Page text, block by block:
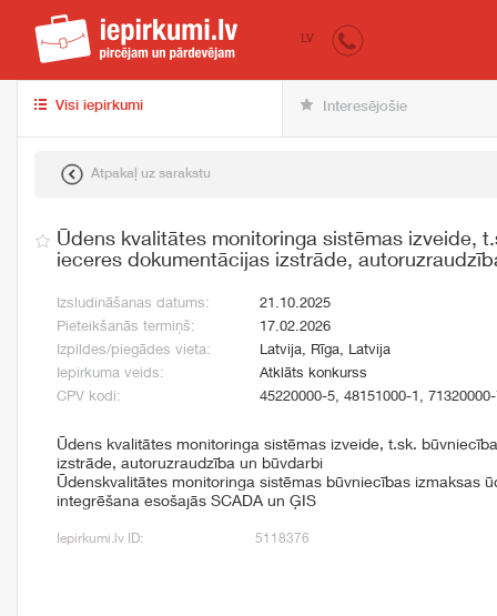
iepirkumi.lv
LV
Visi iepirkumi Interesējošie
Atpakaļ uz sarakstu
Ūdens kvalitātes monitoringa sistēmas izveide,
ieceres dokumentācijas izstrāde,
Izsludināšanas datums:
21.10.2025
Pieteikšanās termiņš:
17.02.2026
Izpildes/piegādes vieta:
Latvija, Rīga, Latvija
Iepirkuma veids:
Atklāts konkurss
CPV kodi:
45220000-5, 48151000-1,
Ūdens kvalitātes monitoringa sistēmas izveide, t.sk.
izstrāde, autoruzraudzība un būvdarbi
Ūdenskvalitātes monitoringa sistēmas būvniecības izmaksas
integrēšana esošajās SCADA un ĢIS
Iepirkumi.lv ID: 5118376